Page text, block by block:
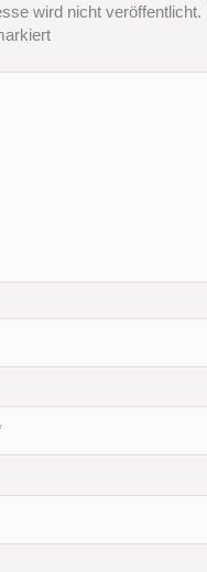
wird nicht veröffentlicht.